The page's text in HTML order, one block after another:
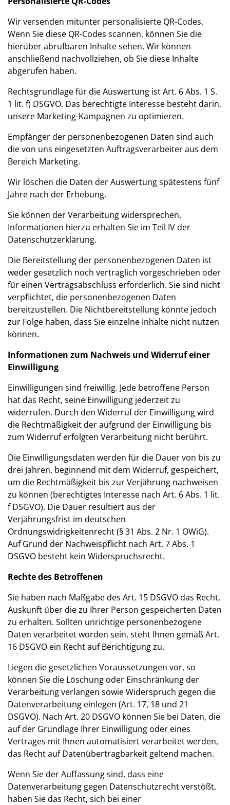
Wir versenden mitunter personalisierte QR-Codes.
Wenn Sie diese QR-Codes scannen, können Sie die
hierüber abrufbaren Inhalte sehen. Wir können
anschließend nachvollziehen, ob Sie diese Inhalte
abgerufen haben.
Rechtsgrundlage für die Auswertung ist Art. 6 Abs. 1 S.
1 lit. f) DSGVO. Das berechtigte Interesse besteht darin,
unsere Marketing-Kampagnen zu optimieren.
Empfänger der personenbezogenen Daten sind auch
die von uns eingesetzten Auftragsverarbeiter aus dem
Bereich Marketing.
Wir löschen die Daten der Auswertung spätestens fünf
Jahre nach der Erhebung.
Sie können der Verarbeitung widersprechen.
Informationen hierzu erhalten Sie im Teil IV der
Datenschutzerklärung.
Die Bereitstellung der personenbezogenen Daten ist
weder gesetzlich noch vertraglich vorgeschrieben oder
für einen Vertragsabschluss erforderlich. Sie sind nicht
verpflichtet, die personenbezogenen Daten
bereitzustellen. Die Nichtbereitstellung könnte jedoch
zur Folge haben, dass Sie einzelne Inhalte nicht nutzen
können.
Informationen zum Nachweis und Widerruf einer
Einwilligung
Einwilligungen sind freiwillig. Jede betroffene Person
hat das Recht, seine Einwilligung jederzeit zu
widerrufen. Durch den Widerruf der Einwilligung wird
die Rechtmäßigkeit der aufgrund der Einwilligung bis
zum Widerruf erfolgten Verarbeitung nicht berührt.
Die Einwilligungsdaten werden für die Dauer von bis zu
drei Jahren, beginnend mit dem Widerruf, gespeichert,
um die Rechtmäßigkeit bis zur Verjährung nachweisen
zu können (berechtigtes Interesse nach Art. 6 Abs. 1 lit.
f DSGVO). Die Dauer resultiert aus der
Verjährungsfrist im deutschen
Ordnungswidrigkeitenrecht (§ 31 Abs. 2 Nr. 1 OWiG).
Auf Grund der Nachweispflicht nach Art. 7 Abs. 1
DSGVO besteht kein Widerspruchsrecht.
Rechte des Betroffenen
Sie haben nach Maßgabe des Art. 15 DSGVO das Recht,
Auskunft über die zu Ihrer Person gespeicherten Daten
zu erhalten. Sollten unrichtige personenbezogene
Daten verarbeitet worden sein, steht Ihnen gemäß Art.
16 DSGVO ein Recht auf Berichtigung zu.
Liegen die gesetzlichen Voraussetzungen vor, so
können Sie die Löschung oder Einschränkung der
Verarbeitung verlangen sowie Widerspruch gegen die
Datenverarbeitung einlegen (Art. 17, 18 und 21
DSGVO). Nach Art. 20 DSGVO können Sie bei Daten, die
auf der Grundlage Ihrer Einwilligung oder eines
Vertrages mit Ihnen automatisiert verarbeitet werden,
das Recht auf Datenübertragbarkeit geltend machen.
Wenn Sie der Auffassung sind, dass eine
Datenverarbeitung gegen Datenschutzrecht verstößt,
haben Sie das Recht, sich bei einer